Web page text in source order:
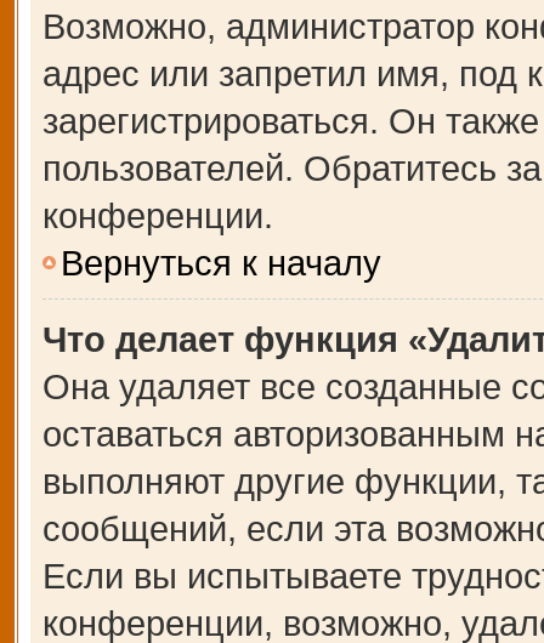
Возможно, администратор
адрес или запретил имя, под
зарегистрироваться. Он
пользователей. Обратитесь
конференции.
Вернуться к началу
Что делает функция
Она удаляет все созданные
оставаться авторизованным
выполняют другие функции,
сообщений, если эта
Если вы испытываете
конференции, возможно,